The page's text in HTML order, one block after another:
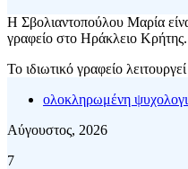
Η Σβολιαντοπούλου Μαρία
γραφείο στο Ηράκλειο Κρήτης.
Το ιδιωτικό γραφείο
ολοκληρωμένη
Αύγουστος, 2026
7